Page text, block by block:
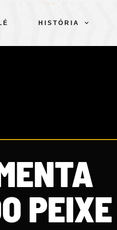
HISTÓRIA
CLUBE
PEIXE